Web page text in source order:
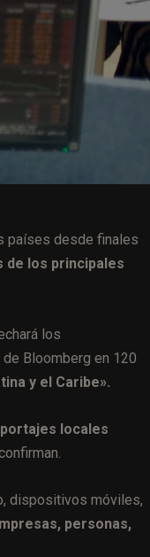
países desde finales
de los principales
los
Bloomberg en 120
y el Caribe».
locales
dispositivos móviles,
personas,